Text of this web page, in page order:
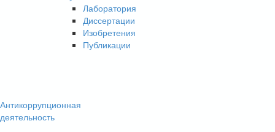
Лаборатория
Диссертации
Изобретения
Публикации
Антикоррупционная
деятельность